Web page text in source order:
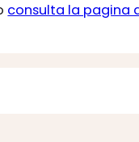
consulta la pagina